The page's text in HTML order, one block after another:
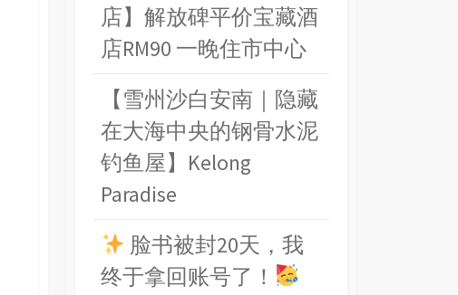
店】解放碑平价宝藏酒
店RM90 一晚住市中心
【雪州沙白安南｜隐藏
在大海中央的钢骨水泥
钓鱼屋】Kelong
Paradise
脸书被封20天，我
终于拿回账号了！